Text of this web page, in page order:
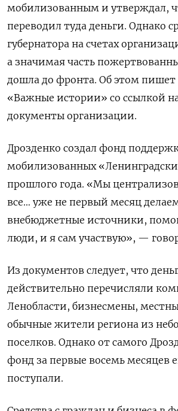
мобилизованным и утверждал,
переводил туда деньги. Однако
губернатора на счетах
а значимая часть
дошла до фронта. Об этом пишет
«Важные истории» со ссылкой
документы организации.
Дрозденко создал фонд
мобилизованных
прошлого года. «Мы
все… уже не первый месяц
внебюджетные источники,
люди, и я сам участвую», —
Из документов следует, что
действительно перечисляли
Ленобласти, бизнесмены,
обычные жители региона из
поселков. Однако от самого
фонд за первые восемь месяцев
поступали.